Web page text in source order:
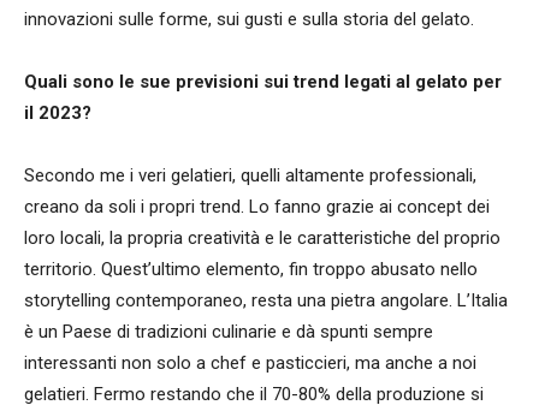
innovazioni sulle forme, sui gusti e sulla storia del gelato.
Quali sono le sue previsioni sui trend legati al gelato per
il 2023?
Secondo me i veri gelatieri, quelli altamente professionali,
creano da soli i propri trend. Lo fanno grazie ai concept dei
loro locali, la propria creatività e le caratteristiche del proprio
territorio. Quest’ultimo elemento, fin troppo abusato nello
storytelling contemporaneo, resta una pietra angolare. L’Italia
è un Paese di tradizioni culinarie e dà spunti sempre
interessanti non solo a chef e pasticcieri, ma anche a noi
gelatieri. Fermo restando che il 70-80% della produzione si